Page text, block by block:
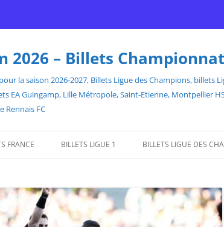
2026 – Billets
la saison 2026-2027, Billets Ligue des Champions, billets
EA Guingamp, Lille Métropole, Saint-Etienne, Montpellier
Rennais FC
FRANCE BILLETS LIGUE 1 BILLETS LIGUE DES